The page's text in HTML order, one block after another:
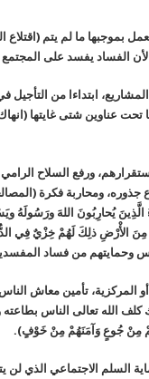
بموجبها ما لم يتم
الفساد يفسد على المجتمع
ابتداءا من
عناوين شتى غايتها (انهاك
ورفع السلاح
جذوره، ومحاربة فكرة
الَّذِينَ يُحارِبُونَ اللهَ
مِنَ الأْرْضِ ذلِكَ لَهُمْ خِزْيٌ فِي
وحمايتهم من فساد
المركزية، تأمين معاش
كلف الله تعالى الناس
مِنْ جُوعٍ وَآمَنَهُمْ مِنْ خَوْفٍ).
السلم الاجتماعي الذي لن